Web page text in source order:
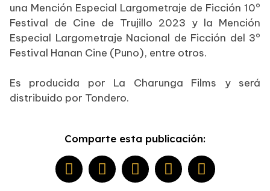
una Mención Especial Largometraje de Ficción 10°
Festival de Cine de Trujillo 2023 y la Mención
Especial Largometraje Nacional de Ficción del 3°
Festival Hanan Cine (Puno), entre otros.
Es producida por La Charunga Films y será
distribuido por Tondero.
Comparte esta publicación: